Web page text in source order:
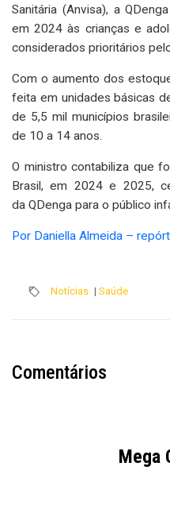
Sanitária (Anvisa), a
em 2024 às crianças e
considerados prioritários
Com o aumento dos
feita em unidades básicas
de 5,5 mil municípios
de 10 a 14 anos.
O ministro contabiliza que
Brasil, em 2024 e 2025,
da QDenga para o público
Por Daniella Almeida –
Notícias | Saúde
Comentários
Mega